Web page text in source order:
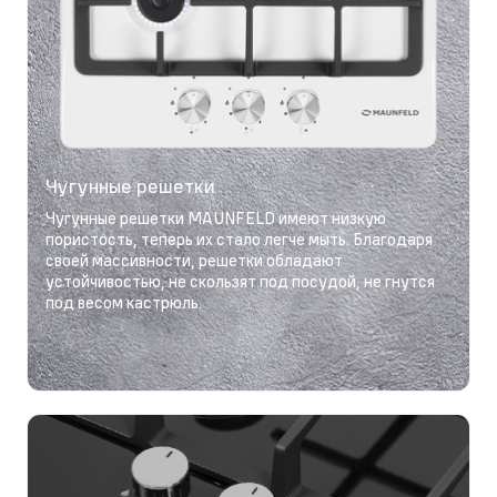
Чугунные решетки
Чугунные решетки MAUNFELD имеют низкую
пористость, теперь их стало легче мыть. Благодаря
своей массивности, решетки обладают
устойчивостью, не скользят под посудой, не гнутся
под весом кастрюль.